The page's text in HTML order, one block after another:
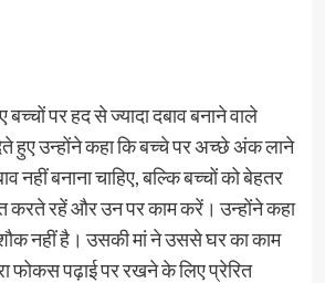
पर हद से ज्यादा दबाव बनाने वाले
हुए उन्होंने कहा कि बच्चे पर अच्छे अंक लाने
नहीं बनाना चाहिए, बल्कि बच्चों को बेहतर
करते रहें और उन पर काम करें। उन्होंने कहा
नहीं है। उसकी मां ने उससे घर का काम
फोकस पढ़ाई पर रखने के लिए प्रेरित